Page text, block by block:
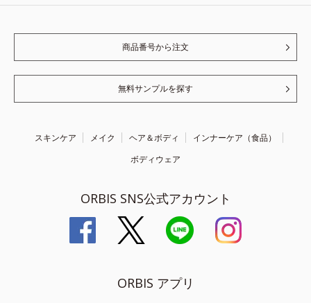
商品番号から注文
無料サンプルを探す
スキンケア メイク ヘア＆ボディ
インナーケア（食品）
ボディウェア
ORBIS SNS公式アカウント
ORBIS アプリ